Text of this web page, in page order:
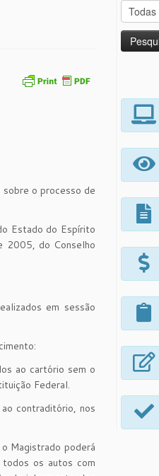
sobre o processo de
Estado do Espírito
2005, do Conselho
em sessão
ao cartório sem o
Federal.
contraditório, nos
Magistrado poderá
todos os autos com